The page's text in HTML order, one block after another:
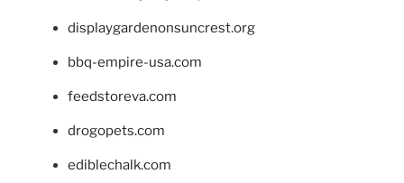
displaygardenonsuncrest.org
bbq-empire-usa.com
feedstoreva.com
drogopets.com
ediblechalk.com